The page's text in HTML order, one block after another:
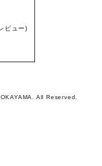
ビュー)
All Reserved.